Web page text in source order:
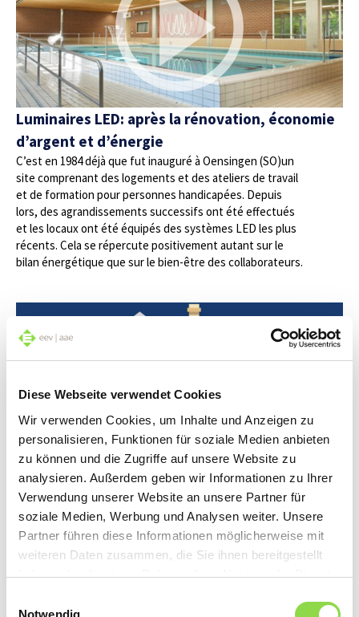
Diese Webseite verwendet Cookies
Wir verwenden Cookies, um Inhalte und Anzeigen zu
personalisieren, Funktionen für soziale Medien anbieten
zu können und die Zugriffe auf unsere Website zu
analysieren. Außerdem geben wir Informationen zu Ihrer
Verwendung unserer Website an unsere Partner für
soziale Medien, Werbung und Analysen weiter. Unsere
Partner führen diese Informationen möglicherweise mit
weiteren Daten zusammen, die Sie ihnen bereitgestellt
haben oder die sie im Rahmen Ihrer Nutzung der Dienste
Notwendig
Luminaires LED: après la rénovation, économie
d’argent et d’énergie
C’est en 1984 déjà que fut inauguré à Oensingen (SO)un
site comprenant des logements et des ateliers de travail
et de formation pour personnes handicapées. Depuis
lors, des agrandissements successifs ont été effectués
et les locaux ont été équipés des systèmes LED les plus
récents. Cela se répercute positivement autant sur le
bilan énergétique que sur le bien-être des collaborateurs.
Smart Home: notre Infofilm explique cette
notion
Home smart Home: que la commande s’effectue par
smartphone, systèmes d’éclairage individuels ou
installations multimédia pratiques, notre vidéo montre